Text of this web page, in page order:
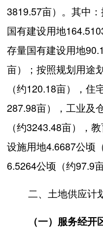
3819.57亩）。其中
国有建设用地
存量国有建设用地
亩）；按照规划用途
（约120.18亩），
287.98亩），工业及
（约3243.48亩），
设施用地4.6687公顷
6.5264公顷（约97.9亩
二、土地供应计
（一）服务经